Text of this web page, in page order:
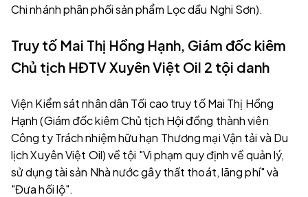
Chi nhánh phân phối sản phẩm Lọc dầu Nghi Sơn).
Truy tố Mai Thị Hồng Hạnh, Giám đốc kiêm
Chủ tịch HĐTV Xuyên Việt Oil 2 tội danh
Viện Kiểm sát nhân dân Tối cao truy tố Mai Thị Hồng
Hạnh (Giám đốc kiêm Chủ tịch Hội đồng thành viên
Công ty Trách nhiệm hữu hạn Thương mại Vận tải và Du
lịch Xuyên Việt Oil) về tội "Vi phạm quy định về quản lý,
sử dụng tài sản Nhà nước gây thất thoát, lãng phí" và
"Đưa hối lộ".